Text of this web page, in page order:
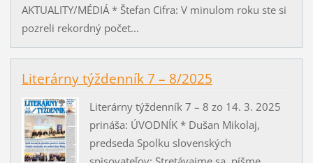
AKTUALITY/MÉDIÁ * Štefan Cifra: V minulom roku ste si
pozreli rekordný počet...
Literárny týždenník 7 – 8/2025
Literárny týždenník 7 – 8 zo 14. 3. 2025
prináša: ÚVODNÍK * Dušan Mikolaj,
predseda Spolku slovenských